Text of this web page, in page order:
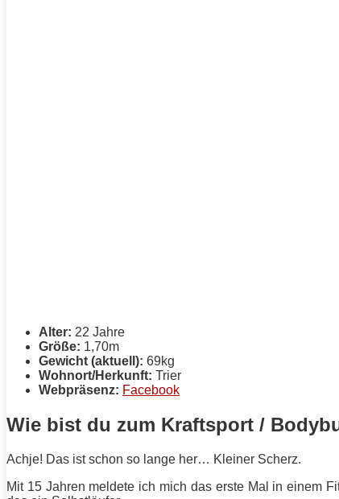
Alter: 22 Jahre
Größe: 1,70m
Gewicht (aktuell): 69kg
Wohnort/Herkunft: Trier
Webpräsenz: Facebook
Wie bist du zum Kraftsport /
Achje! Das ist schon so lange her… Kleiner Scherz.
Mit 15 Jahren meldete ich mich das erste Mal in einem